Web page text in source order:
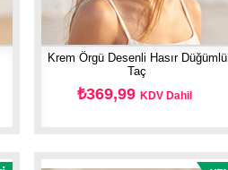
Krem Örgü Desenli Hasır Düğümlü
Taç
₺369,99KDV Dahil